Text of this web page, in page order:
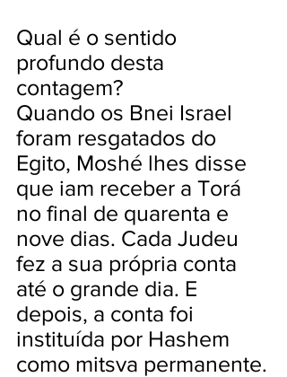
Qual é o sentido
profundo desta
contagem?
Quando os Bnei Israel
foram resgatados do
Egito, Moshé lhes disse
que iam receber a Torá
no final de quarenta e
nove dias. Cada Judeu
fez a sua própria conta
até o grande dia. E
depois, a conta foi
instituída por Hashem
como mitsva permanente.